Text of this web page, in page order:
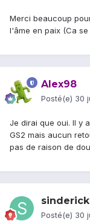
Merci beaucoup
l'âme en paix (Ca se
Alex98
Posté(e) 30
Je dirai que oui. Il y
GS2 mais aucun
pas de raison de
sinderick
Posté(e) 30